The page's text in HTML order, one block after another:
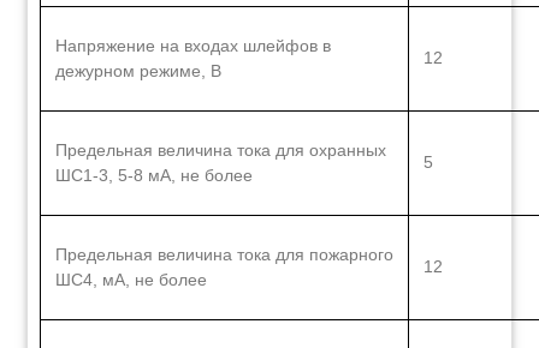
Напряжение на входах шлейфов в
дежурном режиме, В
12
Предельная величина тока для охранных
ШС1-3, 5-8 мА, не более
5
Предельная величина тока для пожарного
ШС4, мА, не более
12